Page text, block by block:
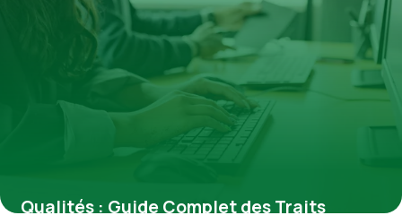
Qualités : Guide Complet des Traits